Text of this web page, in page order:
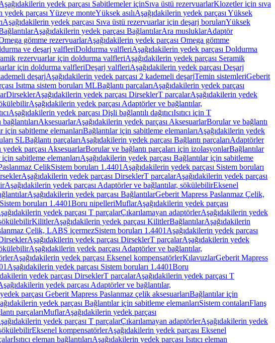
yedek parçası Sabitlemeler içinSıva üstü rezervuarlarKlozetler için sıva
yedek parçası Yüzeye monteYüksek asılıAşağıdakilerin yedek parçası Yüksek
Aşağıdakilerin yedek parçası Sıva üstü rezervuarlar için deşarj borularıYüksek
Aşağıdakilerin yedek parçası BağlantılarAra musluklarAdaptör
gömme rezervuarlarAşağıdakilerin yedek parçası Omega gömme
ve deşarj valfleriDoldurma valfleriAşağıdakilerin yedek parçası Doldurma
rezervuarlar için doldurma valfleriAşağıdakilerin yedek parçası Seramik
için doldurma valfleriDeşarj valfleriAşağıdakilerin yedek parçası Deşarj
deşarjAşağıdakilerin yedek parçası 2 kademeli deşarjTemin sistemleriGeberit
Isıtma sistem boruları MLBağlantı parçalarıAşağıdakilerin yedek parçası
DirseklerAşağıdakilerin yedek parçası DirseklerT parçalarAşağıdakilerin yedek
Aşağıdakilerin yedek parçası Adaptörler ve bağlantılar,
Aşağıdakilerin yedek parçası Dişli bağlantılı dağıtıcıIsıtıcı için T
AksesuarlarAşağıdakilerin yedek parçası AksesuarlarBorular ve bağlantı
için sabitleme elemanlarıBağlantılar için sabitleme elemanlarıAşağıdakilerin yedek
SLBağlantı parçalarıAşağıdakilerin yedek parçası Bağlantı parçalarıAdaptörler
parçası AksesuarlarBorular ve bağlantı parçaları için izolasyonlarBağlantılar
sabitleme elemanlarıAşağıdakilerin yedek parçası Bağlantılar için sabitleme
ÇelikSistem boruları 1.4401 Aşağıdakilerin yedek parçası Sistem boruları
Aşağıdakilerin yedek parçası DirseklerT parçalarAşağıdakilerin yedek parçası
Aşağıdakilerin yedek parçası Adaptörler ve bağlantılar, sökülebilirEksenel
Aşağıdakilerin yedek parçası BağlantılarGeberit Mapress Paslanmaz Çelik,
boruları 1.4401Boru nipelleriMuflarAşağıdakilerin yedek parçası
yedek parçası T parçalarÇıkarılamayan adaptörlerAşağıdakilerin yedek
KilitlerAşağıdakilerin yedek parçası KilitlerBağlantılarAşağıdakilerin
Çelik, LABS içermezSistem boruları 1.4401 Aşağıdakilerin yedek parçası
Aşağıdakilerin yedek parçası DirseklerT parçalarAşağıdakilerin yedek
Aşağıdakilerin yedek parçası Adaptörler ve bağlantılar,
Aşağıdakilerin yedek parçası Eksenel kompensatörlerKılavuzlarGeberit Mapress
Aşağıdakilerin yedek parçası Sistem boruları 1.4401Boru
yedek parçası DirseklerT parçalarAşağıdakilerin yedek parçası T
yedek parçası Adaptörler ve bağlantılar,
parçası Geberit Mapress Paslanmaz çelik aksesuarlarıBağlantılar için
yedek parçası Bağlantılar için sabitleme elemanlarıSistem contalarıFlanş
parçalarıMuflarAşağıdakilerin yedek parçası
yedek parçası T parçalarÇıkarılamayan adaptörlerAşağıdakilerin yedek
Eksenel kompensatörlerAşağıdakilerin yedek parçası Eksenel
Isıtıcı eleman bağlantılarıAşağıdakilerin yedek parçası Isıtıcı eleman